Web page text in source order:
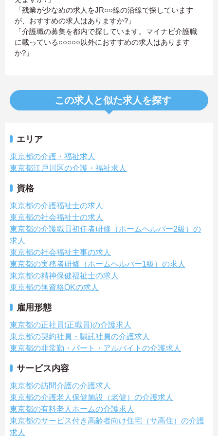
「残業が少なめの求人をJR○○線の沿線で探しています
が、おすすめの求人はありますか?」
「介護職の募集を都内で探しています。マイナビ介護職
に載っている○○○○○以外におすすめの求人はあります
か?」
この求人と似た求人を探す
エリア
東京都の介護・福祉求人
東京都江戸川区の介護・福祉求人
資格
東京都の介護福祉士の求人
東京都の社会福祉士の求人
東京都の介護職員初任者研修（ホームヘルパー2級）の
求人
東京都の社会福祉主事の求人
東京都の実務者研修（ホームヘルパー1級）の求人
東京都の精神保健福祉士の求人
東京都の無資格OKの求人
雇用形態
東京都の正社員(正職員)の介護求人
東京都の契約社員・嘱託社員の介護求人
東京都の非常勤・パート・アルバイトの介護求人
サービス内容
東京都の訪問介護の介護求人
東京都の介護老人保健施設（老健）の介護求人
東京都の有料老人ホームの介護求人
東京都のサービス付き高齢者向け住宅（サ高住）の介護
求人